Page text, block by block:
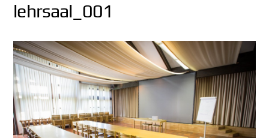
lehrsaal_001